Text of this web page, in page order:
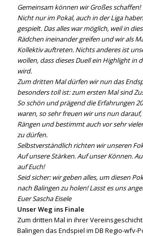
Gemeinsam können wir Großes schaffen!
Nicht nur im Pokal, auch in der Liga
gespielt. Das alles war möglich, weil in
Rädchen ineinander greifen und wir als
Kollektiv auftreten. Nichts anderes ist
wollen, dass dieses Duell ein Highlight in
wird.
Zum dritten Mal dürfen wir nun das
besonders toll ist: zum ersten Mal sind
So schön und prägend die Erfahrungen
waren, so sehr freuen wir uns nun
Rängen und bestimmt auch vor sehr
zu dürfen.
Selbstverständlich richten wir unseren
Auf unsere Stärken. Auf unser Können.
auf Euch!
Seid sicher: wir geben alles, um diesen
nach Balingen zu holen! Lasst es uns
Euer Sascha Eisele
Unser Weg ins Finale
Zum dritten Mal in ihrer
Balingen das Endspiel im DB Regio-wfv-